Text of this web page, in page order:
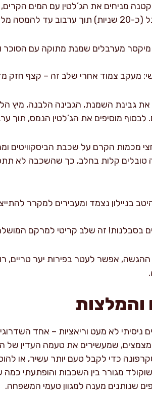
מלאה – ושומרים בצד.
מערבלים שמנת מתוקה עם הסוכר וסוכר
מעקב צמוד אחרי שלב זה – קצף חזק
את גבינת השמנת, הגבינה הלבנה, מיץ
לבסוף מוסיפים את הג’לטין הנמס, תוך
מכמות הקרם על שכבת הביסקוויטים
טובלים קלות בחלב, כך שהשכבה לא
בניילון נצמד ומעבירים למקרר להתייצבות מלאה –
בסבלנות! זה שלב קריטי למרקם
אפשר לעטר בפירות יער טריים,
והמלצות
ניסיתי לא מעט וריאציות – אחד
שמעשירים את טעמה העדין של
כדי לקבל טעם יותר עשיר, או
מגורר בין השכבות והופתעתי
שנותנים מענה למגוון טעמי המשפחה.